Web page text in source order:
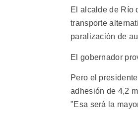
El alcalde de Río
transporte
paralización de
El gobernador
Pero el
adhesión de 4,2
"Esa será la